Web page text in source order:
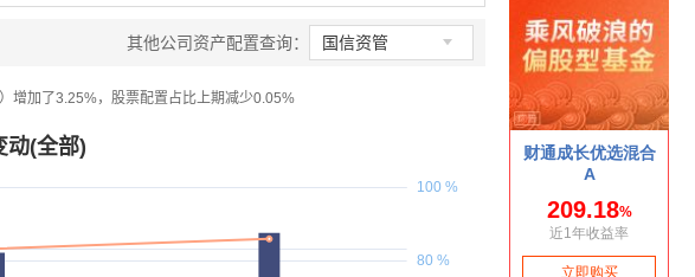
其他公司资产配置查询： 国信资管 
增加了3.25%，股票配置占比上期减少0.05%
80 %
100 %
动(全部)